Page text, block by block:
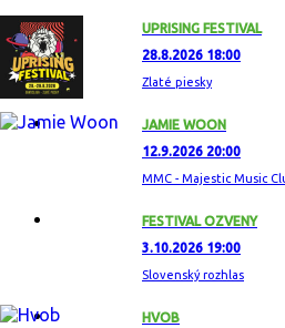
UPRISING FESTIVAL
28.8.2026 18:00
Zlaté piesky
JAMIE WOON
12.9.2026 20:00
MMC - Majestic Music
FESTIVAL OZVENY
3.10.2026 19:00
Slovenský rozhlas
HVOB